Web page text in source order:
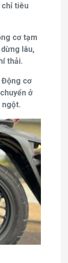
chỉ tiêu
cơ tạm
lâu,
thải.
Động cơ
ở